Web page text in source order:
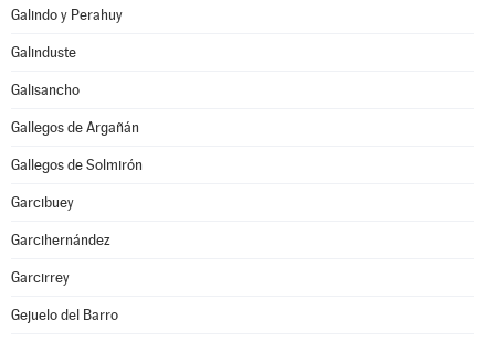
Galindo y Perahuy
Galinduste
Galisancho
Gallegos de Argañán
Gallegos de Solmirón
Garcibuey
Garcihernández
Garcirrey
Gejuelo del Barro